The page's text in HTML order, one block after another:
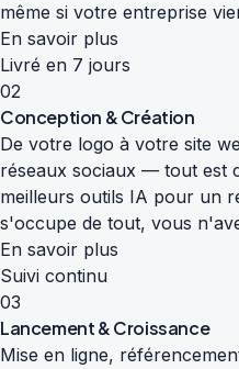
même si votre entreprise
En savoir plus
Livré en 7 jours
02
Conception & Création
De votre logo à votre site
réseaux sociaux — tout est
meilleurs outils IA pour un
s'occupe de tout, vous
En savoir plus
Suivi continu
03
Lancement & Croissance
Mise en ligne,